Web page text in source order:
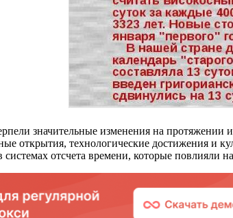
значительные изменения на протяжении
открытия, технологические достижения
отсчета времени, которые повлияли